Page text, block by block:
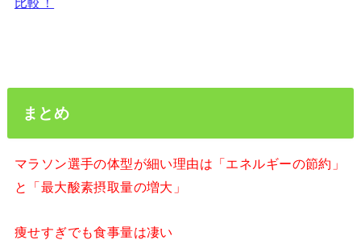
まとめ
マラソン選手の体型が細い理由は「エネルギーの節約」
と「最大酸素摂取量の増大」
痩せすぎでも食事量は凄い